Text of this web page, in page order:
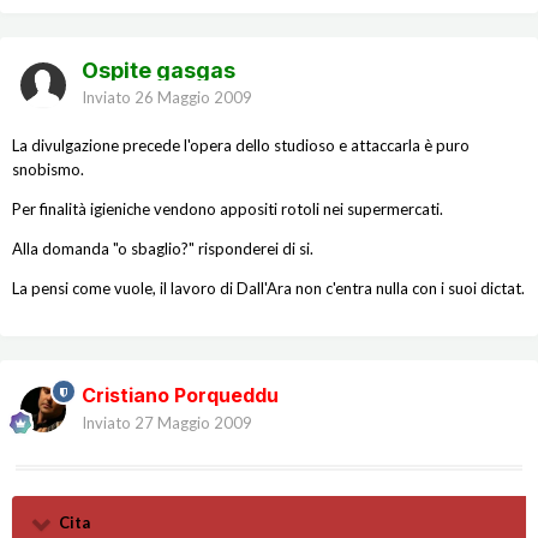
Ospite gasgas
Inviato 26 Maggio 2009
La divulgazione precede l'opera dello studioso e attaccarla è puro
snobismo.
Per finalità igieniche vendono appositi rotoli nei supermercati.
Alla domanda "o sbaglio?" risponderei di si.
La pensi come vuole, il lavoro di Dall'Ara non c'entra nulla con i suoi dictat.
Cristiano Porqueddu
Inviato 27 Maggio 2009
Cita